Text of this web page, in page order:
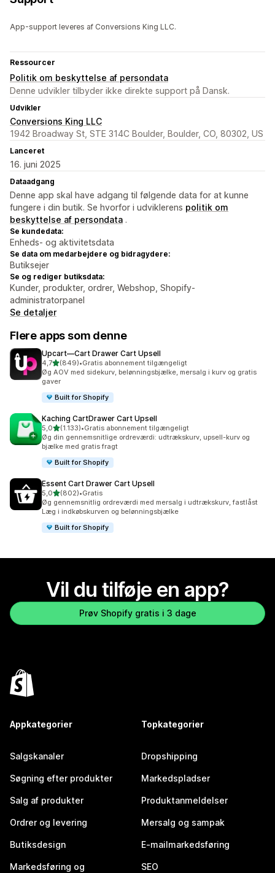
App-support leveres af Conversions King LLC.
Ressourcer
Politik om beskyttelse af persondata
Denne udvikler tilbyder ikke direkte support på Dansk.
Udvikler
Conversions King LLC
1942 Broadway St, STE 314C Boulder, Boulder, CO, 80302, US
Lanceret
16. juni 2025
Dataadgang
Denne app skal have adgang til følgende data for at kunne
fungere i din butik. Se hvorfor i udviklerens politik om
beskyttelse af persondata .
Se kundedata:
Enheds- og aktivitetsdata
Se data om medarbejdere og bidragydere:
Butiksejer
Se og rediger butiksdata:
Kunder, produkter, ordrer, Webshop, Shopify-
administratorpanel
Se detaljer
Flere apps som denne
Upcart—Cart Drawer Cart Upsell
4,7ud af 5 stjerner
(849)
849 anmeldelser i alt
•Gratis abonnement tilgængeligt
Øg AOV med sidekurv, belønningsbjælke, mersalg i kurv og gratis
gaver
Built for Shopify
Kaching CartDrawer Cart Upsell
5,0ud af 5 stjerner
(1.133)
1133 anmeldelser i alt
•Gratis abonnement tilgængeligt
Øg din gennemsnitlige ordreværdi: udtrækskurv, upsell-kurv og
bjælke med gratis fragt
Built for Shopify
Essent Cart Drawer Cart Upsell
5,0ud af 5 stjerner
(802)
802 anmeldelser i alt
•Gratis
Øg gennemsnitlig ordreværdi med mersalg i udtrækskurv, fastlåst
Læg i indkøbskurven og belønningsbjælke
Built for Shopify
Vil du tilføje en app?
Prøv Shopify gratis i 3 dage
Appkategorier
Salgskanaler
Søgning efter produkter
Salg af produkter
Ordrer og levering
Butiksdesign
Markedsføring og
Topkategorier
Dropshipping
Markedspladser
Produktanmeldelser
Mersalg og sampak
E-mailmarkedsføring
SEO